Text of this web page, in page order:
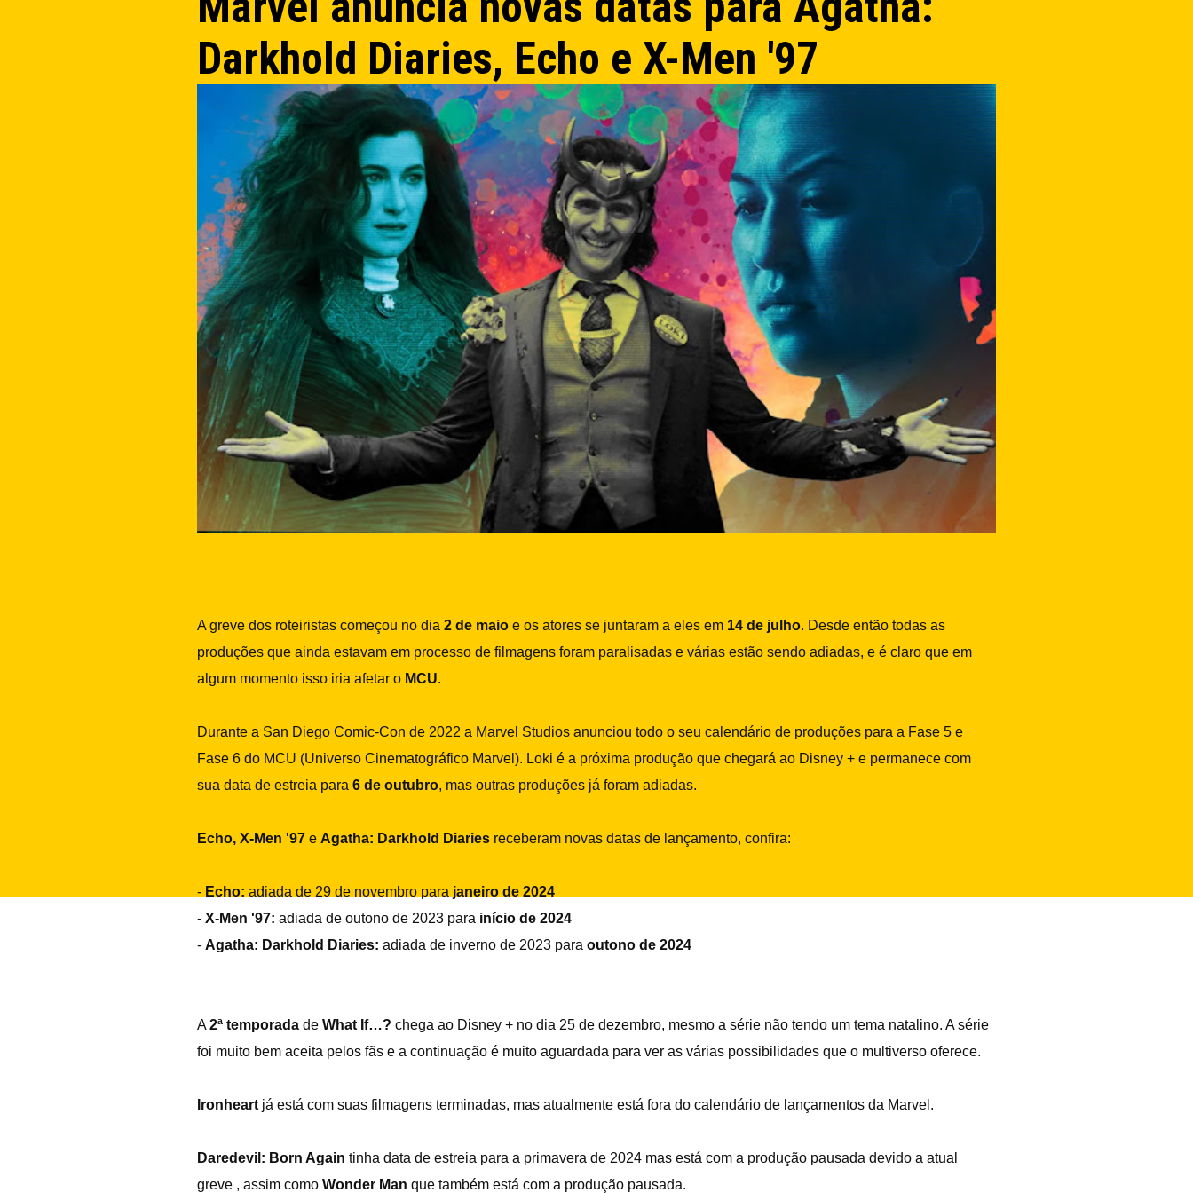
Darkhold Diaries, Echo e X-Men '97
A greve dos roteiristas começou no dia 2 de maio e os atores se juntaram a eles em 14 de julho. Desde então todas as
produções que ainda estavam em processo de filmagens foram paralisadas e várias estão sendo adiadas, e é claro que em
algum momento isso iria afetar o MCU.
Durante a San Diego Comic-Con de 2022 a Marvel Studios anunciou todo o seu calendário de produções para a Fase 5 e
Fase 6 do MCU (Universo Cinematográfico Marvel). Loki é a próxima produção que chegará ao Disney + e permanece com
sua data de estreia para 6 de outubro, mas outras produções já foram adiadas.
Echo, X-Men '97 e Agatha: Darkhold Diaries receberam novas datas de lançamento, confira:
- Echo: adiada de 29 de novembro para janeiro de 2024
- X-Men '97: adiada de outono de 2023 para início de 2024
- Agatha: Darkhold Diaries: adiada de inverno de 2023 para outono de 2024
A2ª temporada de What If…? chega ao Disney + no dia 25 de dezembro, mesmo a série não tendo um tema natalino. A série
foi muito bem aceita pelos fãs e a continuação é muito aguardada para ver as várias possibilidades que o multiverso oferece.
Ironheart já está com suas filmagens terminadas, mas atualmente está fora do calendário de lançamentos da Marvel.
Daredevil: Born Again tinha data de estreia para a primavera de 2024 mas está com a produção pausada devido a atual
greve , assim como Wonder Man que também está com a produção pausada.